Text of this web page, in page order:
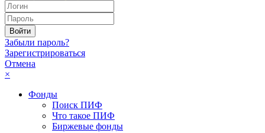
Забыли пароль?
Зарегистрироваться
Отмена
×
Фонды
Поиск ПИФ
Что такое ПИФ
Биржевые фонды